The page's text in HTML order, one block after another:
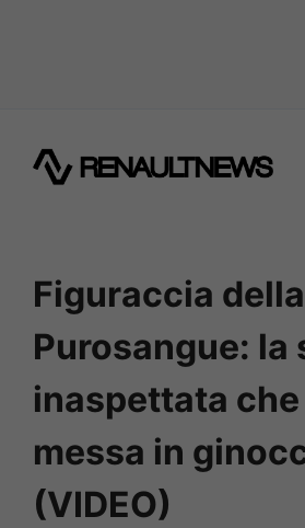
Figuraccia
Purosangue: la
inaspettata che
messa in
(VIDEO)